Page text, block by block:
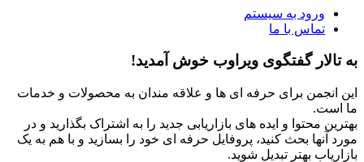
ورود به سیستم
تماس با ما
به تالار گفتگوی ویراوب خوش آمدید!
این انجمن برای حرفه ای ها و علاقه مندان به محصولات و خدمات
ما است.
بهترین محتوا و ایده های بازاریابی جدید را به اشتراک بگذارید و در
مورد آنها بحث کنید، پروفایل حرفه ای خود را بسازید و با هم به یک
بازاریاب بهتر تبدیل شوید.